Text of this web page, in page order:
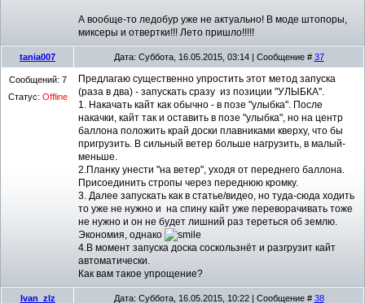
А вообще-то ледобур уже не актуально! В моде штопоры,
миксеры и отвертки!!! Лето пришло!!!!!
tania007 Дата: Суббота, 16.05.2015, 03:14 | Сообщение # 37
Сообщений: 7
Статус: Offline
Предлагаю существенно упростить этот метод запуска
(раза в два) - запускать сразу из позиции "УЛЫБКА".
1. Накачать кайт как обычно - в позе "улыбка". После
накачки, кайт так и оставить в позе "улыбка", но на центр
баллона положить край доски плавниками кверху, что бы
пригрузить. В сильный ветер больше нагрузить, в малый-
меньше.
2.Планку унести "на ветер", уходя от переднего баллона.
Присоединить стропы через переднюю кромку.
3. Далее запускать как в статье/видео, но туда-сюда ходить
то уже не нужно и на спину кайт уже переворачивать тоже
не нужно и он не будет лишний раз тереться об землю.
Экономия, однако
4.В момент запуска доска соскользнёт и разгрузит кайт
автоматически.
Как вам такое упрощение?
Ivan_zlz Дата: Суббота, 16.05.2015, 10:22 | Сообщение # 38